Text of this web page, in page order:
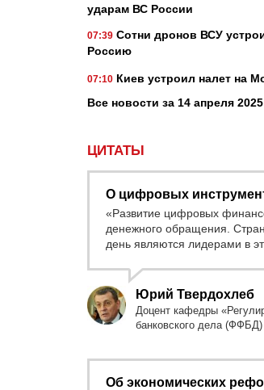
ударам ВС России
07:39 Сотни дронов ВСУ
Россию
07:10 Киев устроил налет на
Все новости за 14 апреля 2025
ЦИТАТЫ
О цифровых
«Развитие цифровых
денежного обращения.
день являются лидерами в
Юрий Твердохлеб
Доцент кафедры
банковского дела
Об экономических